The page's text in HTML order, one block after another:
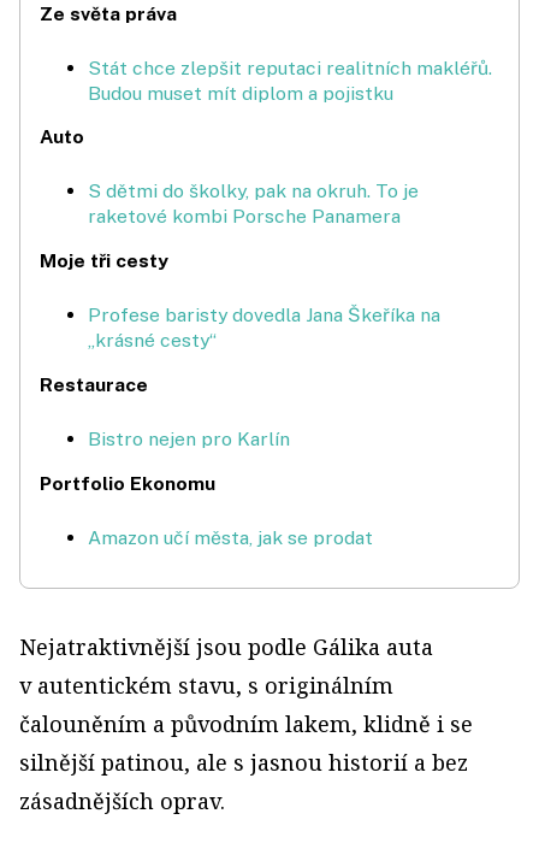
Ze světa práva
Stát chce zlepšit reputaci realitních makléřů.
Budou muset mít diplom a pojistku
Auto
S dětmi do školky, pak na okruh. To je
raketové kombi Porsche Panamera
Moje tři cesty
Profese baristy dovedla Jana Škeříka na
„krásné cesty“
Restaurace
Bistro nejen pro Karlín
Portfolio Ekonomu
Amazon učí města, jak se prodat
Nejatraktivnější jsou podle Gálika auta
v autentickém stavu, s originálním
čalouněním a původním lakem, klidně i se
silnější patinou, ale s jasnou historií a bez
zásadnějších oprav.